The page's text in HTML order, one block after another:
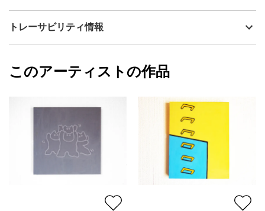
アクリル
カラー
ホワイト
抜きにし、おしゃれさを感じられる仕上がりにしました。
hazamachihiro
フォローする
トレーサビリティ情報
hazamachihiro
このアーティストの作品